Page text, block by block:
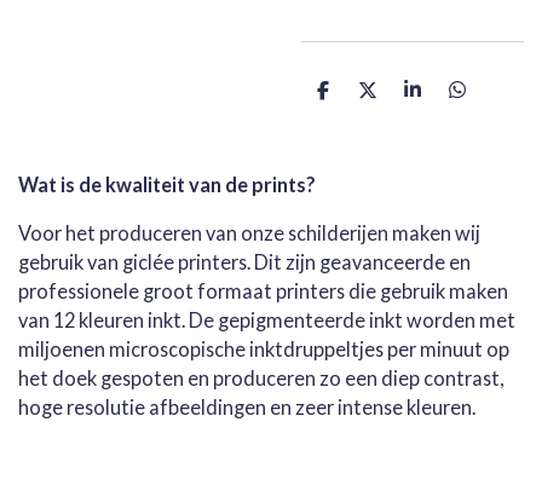
D
D
S
D
Wat is de kwaliteit van de prints?
Voor het produceren van onze schilderijen maken wij
gebruik van giclée printers. Dit zijn geavanceerde en
professionele groot formaat printers die gebruik maken
van 12 kleuren inkt. De gepigmenteerde inkt worden met
miljoenen microscopische inktdruppeltjes per minuut op
het doek gespoten en produceren zo een diep contrast,
hoge resolutie afbeeldingen en zeer intense kleuren.